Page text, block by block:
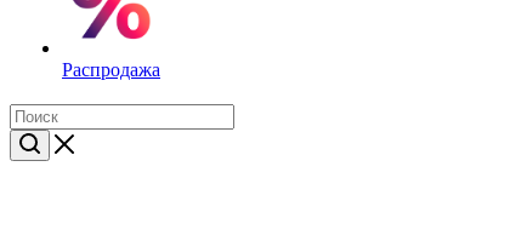
Распродажа